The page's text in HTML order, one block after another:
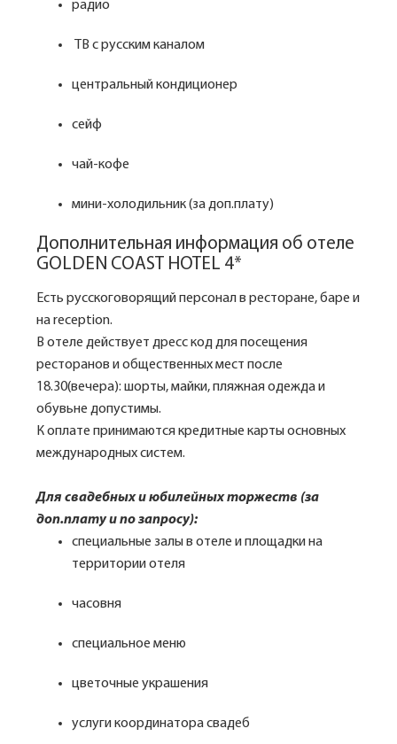
радио
ТВ с русским каналом
центральный кондиционер
сейф
чай-кофе
мини-холодильник (за доп.плату)
Дополнительная информация об отеле
GOLDEN COAST HOTEL 4*
Есть русскоговорящий персонал в ресторане, баре и
на reception.
В отеле действует дресс код для посещения
ресторанов и общественных мест после
18.30(вечера): шорты, майки, пляжная одежда и
обувьне допустимы.
К оплате принимаются кредитные карты основных
международных систем.
Для свадебных и юбилейных торжеств (за
доп.плату и по запросу):
специальные залы в отеле и площадки на
территории отеля
часовня
специальное меню
цветочные украшения
услуги координатора свадеб